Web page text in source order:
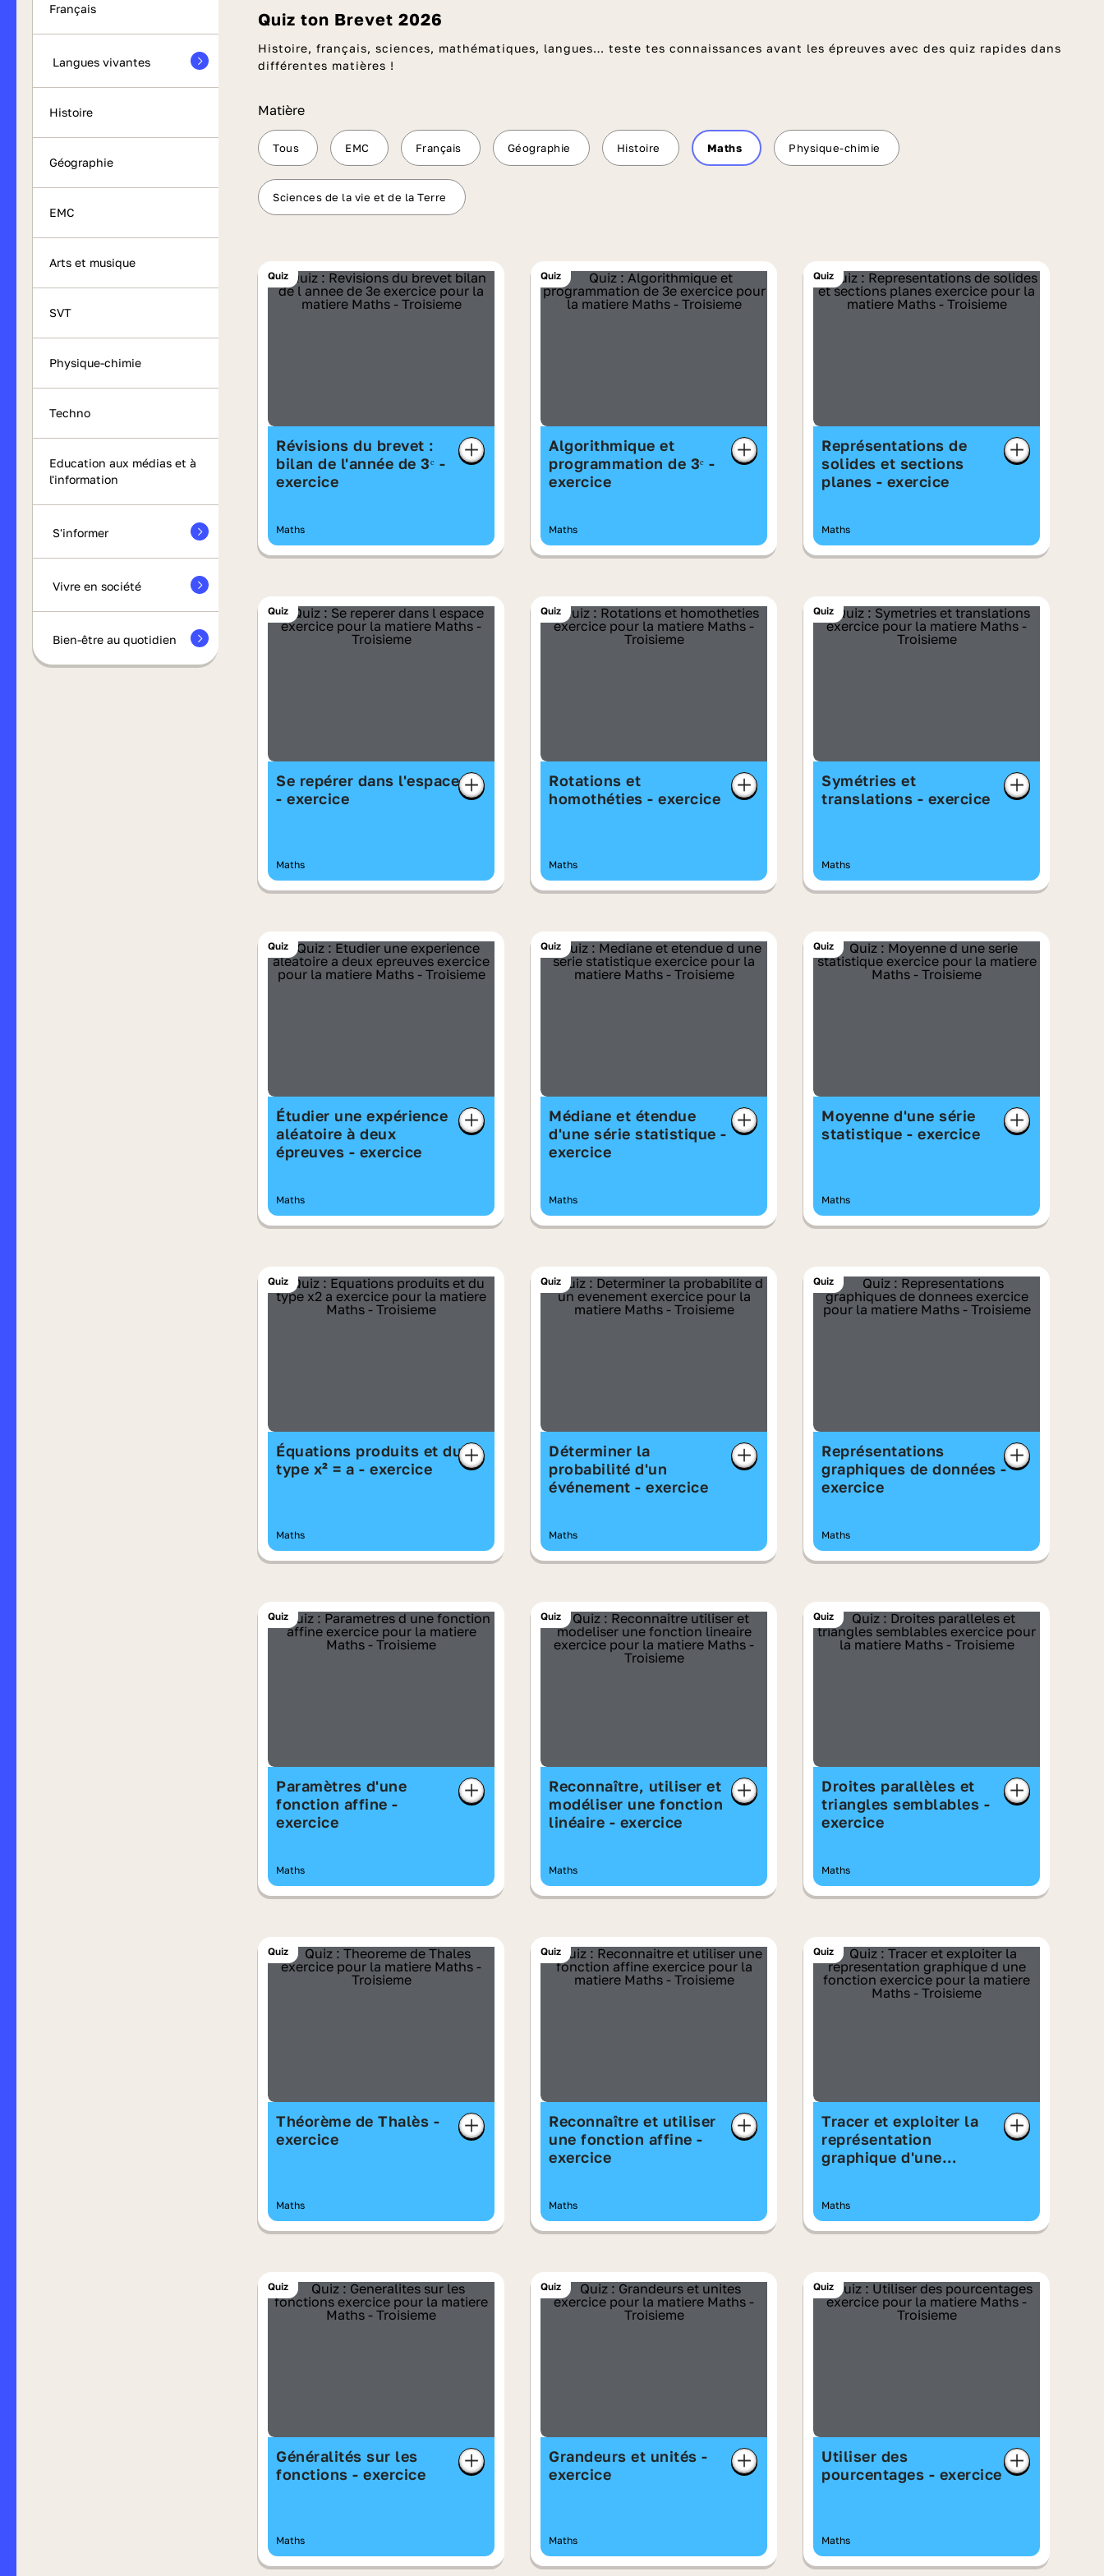
Français
Langues vivantes
Histoire
Géographie
EMC
Arts et musique
SVT
Physique-chimie
Techno
Education aux médias et à
l'information
S'informer
Vivre en société
Bien-être au quotidien
Quiz ton Brevet 2026
Histoire, français, sciences, mathématiques, langues… teste tes connaissances avant les épreuves avec des quiz rapides dans
différentes matières !
Matière
Tous EMC Français Géographie Histoire Maths Physique-chimie
Sciences de la vie et de la Terre
Quiz
Révisions du brevet :
bilan de l'année de 3ᵉ -
exercice
Maths
Quiz
Algorithmique et
programmation de 3ᵉ -
exercice
Maths
Quiz
Représentations de
solides et sections
planes - exercice
Maths
Quiz
Se repérer dans l'espace
- exercice
Maths
Quiz
Rotations et
homothéties - exercice
Maths
Quiz
Symétries et
translations - exercice
Maths
Quiz
Étudier une expérience
aléatoire à deux
épreuves - exercice
Maths
Quiz
Médiane et étendue
d'une série statistique -
exercice
Maths
Quiz
Moyenne d'une série
statistique - exercice
Maths
Quiz
Équations produits et du
type x² = a - exercice
Maths
Quiz
Déterminer la
probabilité d'un
événement - exercice
Maths
Quiz
Représentations
graphiques de données -
exercice
Maths
Quiz
Paramètres d'une
fonction affine -
exercice
Maths
Quiz
Reconnaître, utiliser et
modéliser une fonction
linéaire - exercice
Maths
Quiz
Droites parallèles et
triangles semblables -
exercice
Maths
Quiz
Théorème de Thalès -
exercice
Maths
Quiz
Reconnaître et utiliser
une fonction affine -
exercice
Maths
Quiz
Tracer et exploiter la
représentation
graphique d'une
Maths
Quiz
Généralités sur les
fonctions - exercice
Maths
Quiz
Grandeurs et unités -
exercice
Maths
Quiz
Utiliser des
pourcentages - exercice
Maths